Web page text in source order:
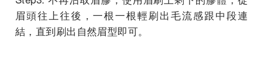
眉頭往上往後，一根一根輕刷出毛流感跟中段連
結，直到刷出自然眉型即可。